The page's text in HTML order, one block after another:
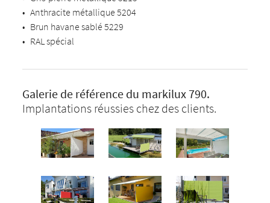
• Anthracite métallique 5204
• Brun havane sablé 5229
• RAL spécial
Galerie de référence du markilux 790.
Implantations réussies chez des clients.